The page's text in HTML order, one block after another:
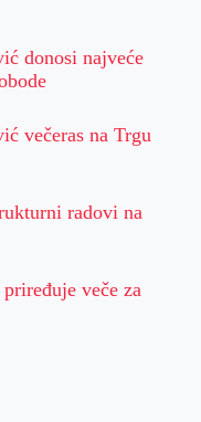
donosi najveće
večeras na Trgu
radovi na
veče za